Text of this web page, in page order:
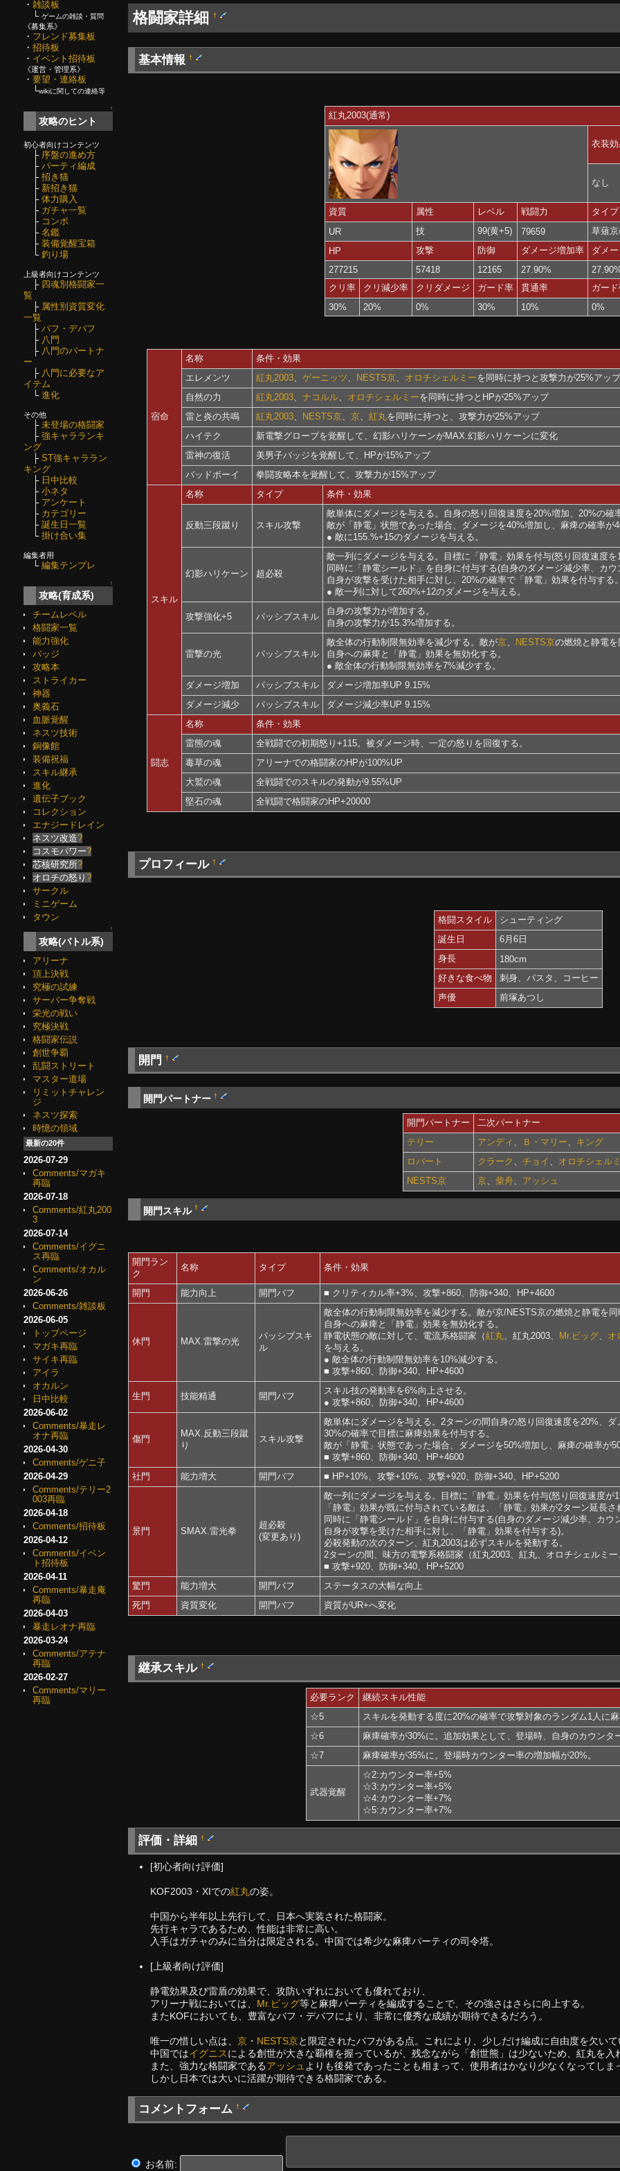
・ 雑談板
└ ゲームの雑談・質問
《募集系》
・ フレンド募集板
・ 招待板
・ イベント招待板
《運営・管理系》
・ 要望・連絡板
└wikiに関しての連絡等
↑
攻略のヒント
初心者向けコンテンツ
├ 序盤の進め方
├ パーティ編成
├ 招き猫
├ 新招き猫
├ 体力購入
├ ガチャ一覧
├ コンボ
├ 名鑑
├ 装備覚醒宝箱
└ 釣り場
上級者向けコンテンツ
├ 四魂別格闘家一
覧
├ 属性別資質変化
一覧
├ バフ・デバフ
├ 八門
├ 八門のパートナ
ー
├ 八門に必要なア
イテム
└ 進化
その他
├ 未登場の格闘家
├ 強キャラランキ
ング
├ ST強キャララン
キング
├ 日中比較
├ 小ネタ
├ アンケート
├ カテゴリー
├ 誕生日一覧
└ 掛け合い集
編集者用
└ 編集テンプレ
↑
攻略(育成系)
チームレベル
格闘家一覧
能力強化
バッジ
攻略本
ストライカー
神器
奥義石
血脈覚醒
ネスツ技術
銅像館
装備祝福
スキル継承
進化
遺伝子ブック
コレクション
エナジードレイン
ネスツ改造?
コスモパワー?
芯核研究所?
オロチの怒り ?
サークル
ミニゲーム
タウン
↑
攻略(バトル系)
アリーナ
頂上決戦
究極の試練
サーバー争奪戦
栄光の戦い
究極決戦
格闘家伝説
創世争覇
乱闘ストリート
マスター道場
リミットチャレン
ジ
ネスツ探索
時憶の領域
最新の20件
2026-07-29
Comments/マガキ
再臨
2026-07-18
Comments/紅丸200
3
2026-07-14
Comments/イグニ
ス再臨
Comments/オカル
ン
2026-06-26
Comments/雑談板
2026-06-05
トップページ
マガキ再臨
サイキ再臨
アイラ
オカルン
日中比較
2026-06-02
Comments/暴走レ
オナ再臨
2026-04-30
Comments/ゲニ子
2026-04-29
Comments/テリー2
003再臨
2026-04-18
Comments/招待板
2026-04-12
Comments/イベン
ト招待板
2026-04-11
Comments/暴走庵
再臨
2026-04-03
暴走レオナ再臨
2026-03-24
Comments/アテナ
再臨
2026-02-27
Comments/マリー
再臨
格闘家詳細 †
基本情報†
紅丸2003(通常)
衣装
なし
資質 属性 レベル 戦闘力
タイプ
UR
技 99(黄+5) 79659
草薙
HP
攻撃 防御 ダメージ増加率
ダメ
277215
57418 12165 27.90%
クリ率
クリ減少率 クリダメージ ガード率 貫通率
ガー
30%
20% 0% 30% 10% 0%
宿命
名称
条件・効果
エレメンツ
紅丸2003 、ゲーニッツ NESTS京 オロチシェルミーを同時に持つと攻撃力が25%アッ
自然の力
紅丸2003 、ナコルル オロチシェルミーを同時に持つとHPが25%アップ
雷と炎の共鳴
紅丸2003 NESTS京 、京 、紅丸を同時に持つと、攻撃力が25%アップ
ハイテク
新電撃グローブを覚醒して、幻影ハリケーンがMAX.幻影ハリケーンに変化
雷神の復活
美男子バッジを覚醒して、HPが15%アップ
バッドボーイ
拳闘攻略本を覚醒して、攻撃力が15%アップ
スキル
名称 タイプ 条件・効果
反動三段蹴り スキル攻撃
敵単体にダメージを与える。自身の怒り回復速度を20%増加、20%の確
敵が「静電」状態であった場合、ダメージを40%増加し、麻痺の確率が
● 敵に155.%+15のダメージを与える。
幻影ハリケーン 超必殺
敵一列にダメージを与える。目標に「静電」効果を付与(怒り回復速度
同時に「静電シールド」を自身に付与する(自身のダメージ減少率、カウ
自身が攻撃を受けた相手に対し、20%の確率で「静電」効果を付与する
● 敵一列に対して260%+12のダメージを与える。
攻撃強化+5 パッシブスキル
自身の攻撃力が増加する。
自身の攻撃力が15.3%増加する。
雷撃の光 パッシブスキル
敵全体の行動制限無効率を減少する。敵が京 NESTS京の燃焼と静電
自身への麻痺と「静電」効果を無効化する。
● 敵全体の行動制限無効率を7%減少する。
ダメージ増加
パッシブスキル
ダメージ増加率UP 9.15%
ダメージ減少
パッシブスキル ダメージ減少率UP 9.15%
闘志
名称
条件・効果
雷熊の魂
全戦闘での初期怒り+115。被ダメージ時、一定の怒りを回復する。
毒草の魂
アリーナでの格闘家のHPが100%UP
大鷲の魂
全戦闘でのスキルの発動が9.55%UP
堅石の魂
全戦闘で格闘家のHP+20000
プロフィール†
格闘スタイル
シューティング
誕生日
6月6日
身長
180cm
好きな食べ物
刺身、パスタ、コーヒー
声優
前塚あつし
開門†
開門パートナー†
開門パートナー
二次パートナー
テリー
アンディ 、 Ｂ・マリー、 キング
ロバート
クラーク 、 チョイ 、 オロチシェル
NESTS京
京、 柴舟、 アッシュ
開門スキル†
開門ラン
ク
名称 タイプ 条件・効果
開門 能力向上 開門バフ ■ クリティカル率+3%、攻撃+860、防御+340、HP+4600
休門 MAX.雷撃の光
パッシブスキ
ル
敵全体の行動制限無効率を減少する。敵が京/NESTS京の燃焼と静電を
自身への麻痺と「静電」効果を無効化する。
静電状態の敵に対して、電流系格闘家（紅丸、紅丸2003、 Mr.ビッグ、 オ
を与える。
● 敵全体の行動制限無効率を10%減少する。
■ 攻撃+860、防御+340、HP+4600
生門 技能精通 開門バフ
スキル技の発動率を6%向上させる。
● 攻撃+860、防御+340、HP+4600
傷門
MAX.反動三段蹴
り
スキル攻撃
敵単体にダメージを与える。2ターンの間自身の怒り回復速度を20%、ダ
30%の確率で目標に麻痺効果を付与する。
敵が「静電」状態であった場合、ダメージを50%増加し、麻痺の確率が
■ 攻撃+860、防御+340、HP+4600
社門
能力増大 開門バフ ■ HP+10%、攻撃+10%、攻撃+920、防御+340、HP+5200
景門 SMAX.雷光拳
超必殺
(変更あり)
敵一列にダメージを与える。目標に「静電」効果を付与(怒り回復速度
「静電」効果が既に付与されている敵は、「静電」効果が2ターン延長さ
同時に「静電シールド」を自身に付与する(自身のダメージ減少率、カウ
自身が攻撃を受けた相手に対し、「静電」効果を付与する)。
必殺発動の次のターン、紅丸2003は必ずスキルを発動する。
2ターンの間、味方の電撃系格闘家（紅丸2003、紅丸、オロチシェルミ
■ 攻撃+920、防御+340、HP+5200
驚門
能力増大 開門バフ
ステータスの大幅な向上
死門
資質変化 開門バフ 資質がUR+へ変化
継承スキル†
必要ランク
継続スキル性能
☆5
スキルを発動する度に20%の確率で攻撃対象のランダム1人に麻
☆6
麻痺確率が30%に。追加効果として、登場時、自身のカウンタ
☆7
麻痺確率が35%に。登場時カウンター率の増加幅が20%。
武器覚醒
☆2:カウンター率+5%
☆3:カウンター率+5%
☆4:カウンター率+7%
☆5:カウンター率+7%
評価・詳細†
[初心者向け評価]
KOF2003・XIでの紅丸の姿。
中国から半年以上先行して、日本へ実装された格闘家。
先行キャラであるため、性能は非常に高い。
入手はガチャのみに当分は限定される。中国では希少な麻痺パーティの司令塔。
[上級者向け評価]
静電効果及び雷盾の効果で、攻防いずれにおいても優れており、
アリーナ戦においては、 Mr.ビッグ等と麻痺パーティを編成することで、その強さはさらに向上する。
またKOFにおいても、豊富なバフ・デバフにより、非常に優秀な成績が期待できるだろう。
唯一の惜しい点は、京 ・ NESTS京と限定されたバフがある点。これにより、少しだけ編成に自由度を欠いて
中国ではイグニスによる創世が大きな覇権を握っているが、残念ながら「創世熊」は少ないため、紅丸を入
また、強力な格闘家であるアッシュ よりも後発であったことも相まって、使用者はかなり少なくなってしま
しかし日本では大いに活躍が期待できる格闘家である。
コメントフォーム†
お名前: